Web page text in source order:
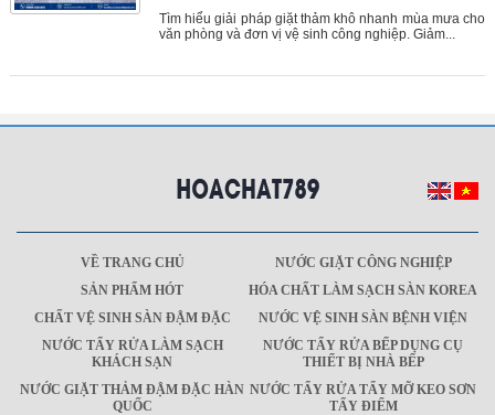
Tìm hiểu giải pháp giặt thảm khô nhanh mùa mưa cho
văn phòng và đơn vị vệ sinh công nghiệp. Giảm...
VỀ TRANG CHỦ
NƯỚC GIẶT CÔNG NGHIỆP
SẢN PHẨM HÓT
HÓA CHẤT LÀM SẠCH SÀN KOREA
CHẤT VỆ SINH SÀN ĐẬM ĐẶC
NƯỚC VỆ SINH SÀN BỆNH VIỆN
NƯỚC TẨY RỬA LÀM SẠCH
KHÁCH SẠN
NƯỚC TẨY RỬA BẾP DỤNG CỤ
THIẾT BỊ NHÀ BẾP
NƯỚC GIẶT THẢM ĐẬM ĐẶC HÀN
QUỐC
NƯỚC TẨY RỬA TẨY MỠ KEO SƠN
TẨY ĐIỂM